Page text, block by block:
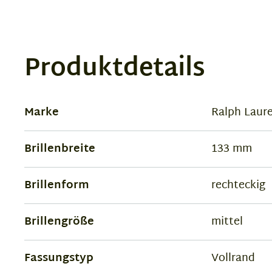
Produktdetails
Marke
Ralph
Brillenbreite
133 mm
Brillenform
rechteckig
Brillengröße
mittel
Fassungstyp
Vollrand